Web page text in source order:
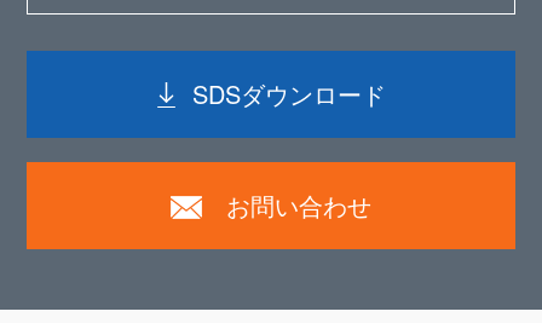
SDSダウンロード
お問い合わせ